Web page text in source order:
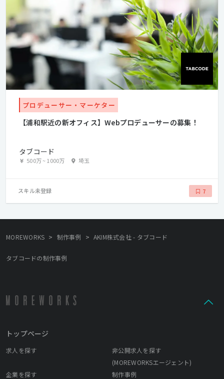
プロデューサー・マーケター
【浦和駅近の新オフィス】Webプロデューサーの募集！
タブコード
500万~1000万 埼玉
スキル未登録 7
MOREWORKS > 制作事例 > AKIM株式会社 - タブコード
タブコードの制作事例
トップページ
求人を探す
非公開求人を探す
(MOREWORKSエージェント)
企業を探す
制作事例